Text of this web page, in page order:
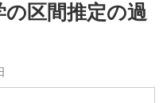
区間推定の過